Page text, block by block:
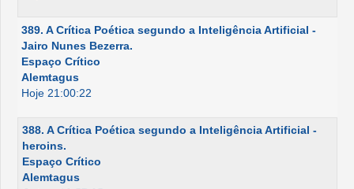
389. A Crítica Poética segundo a Inteligência Artificial -
Jairo Nunes Bezerra.
Espaço Crítico
Alemtagus
Hoje 21:00:22
388. A Crítica Poética segundo a Inteligência Artificial -
heroins.
Espaço Crítico
Alemtagus